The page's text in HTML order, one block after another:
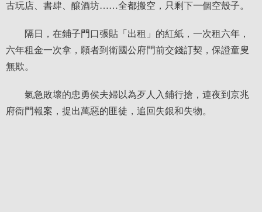
古玩店、書肆、釀酒坊……全都搬空，只剩下一個空殼子。
隔日，在鋪子門口張貼「出租」的紅紙，一次租六年，
六年租金一次拿，願者到衛國公府門前交錢訂契，保證童叟
無欺。
氣急敗壞的忠勇侯夫婦以為歹人入鋪行搶，連夜到京兆
府衙門報案，捉出萬惡的匪徒，追回失銀和失物。